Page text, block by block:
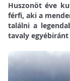
Huszonöt éve
férfi, aki a
találni a
tavaly